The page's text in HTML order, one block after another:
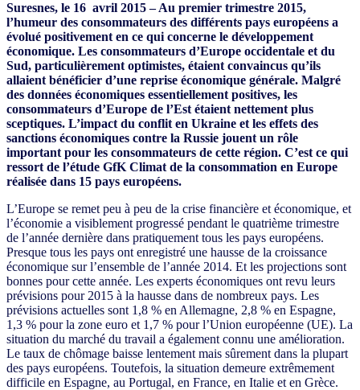
Suresnes, le 16 avril 2015–Au premier trimestre 2015,
l’humeur des consommateurs des différents pays européens a
évolué positivement en ce qui concerne le développement
économique. Les consommateurs d’Europe occidentale et du
Sud, particulièrement optimistes, étaient convaincus qu’ils
allaient bénéficier d’une reprise économique générale. Malgré
des données économiques essentiellement positives, les
consommateurs d’Europe de l’Est étaient nettement plus
sceptiques. L’impact du conflit en Ukraine et les effets des
sanctions économiques contre la Russie jouent un rôle
important pour les consommateurs de cette région. C’est ce qui
ressort de l’étude GfK Climat de la consommation en Europe
réalisée dans 15 pays européens.
L’Europe se remet peu à peu de la crise financière et économique, et
l’économie a visiblement progressé pendant le quatrième trimestre
de l’année dernière dans pratiquement tous les pays européens.
Presque tous les pays ont enregistré une hausse de la croissance
économique sur l’ensemble de l’année 2014. Et les projections sont
bonnes pour cette année. Les experts économiques ont revu leurs
prévisions pour 2015 à la hausse dans de nombreux pays. Les
prévisions actuelles sont 1,8 % en Allemagne, 2,8 % en Espagne,
1,3 % pour la zone euro et 1,7 % pour l’Union européenne (UE). La
situation du marché du travail a également connu une amélioration.
Le taux de chômage baisse lentement mais sûrement dans la plupart
des pays européens. Toutefois, la situation demeure extrêmement
difficile en Espagne, au Portugal, en France, en Italie et en Grèce.